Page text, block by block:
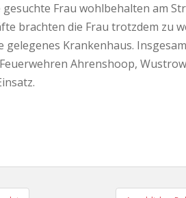
Frau wohlbehalten am
brachten die Frau trotzdem zu
Krankenhaus.
Ahrenshoop,